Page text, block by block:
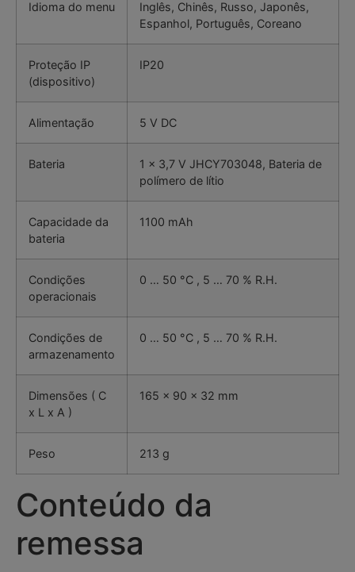
Idioma do menu
Inglês, Chinês, Russo, Japonês,
Espanhol, Português, Coreano
Proteção IP
(dispositivo)
IP20
Alimentação 5 V DC
Bateria
1 x 3,7 V JHCY703048, Bateria de
polímero de lítio
Capacidade da
bateria
1100 mAh
Condições
operacionais
0 … 50 °C , 5 … 70 % R.H.
Condições de
armazenamento
0 … 50 °C , 5 … 70 % R.H.
Dimensões ( C
x L x A )
165 x 90 x 32 mm
Peso 213 g
Conteúdo da
remessa